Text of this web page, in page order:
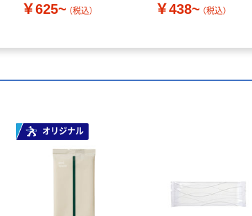
￥625~ （税込） ￥438~ （税込）
オリジナル